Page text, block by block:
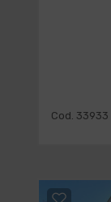
Cod. 33933